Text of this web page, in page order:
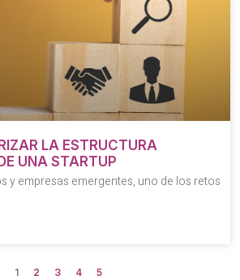
LA ESTRUCTURA
UNA STARTUP
y empresas emergentes, uno de los retos
1 2 3 4 5